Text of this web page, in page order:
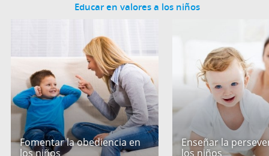
Educar en valores a los niños
Fomentar la obediencia en
los niños
Enseñar la
los niños